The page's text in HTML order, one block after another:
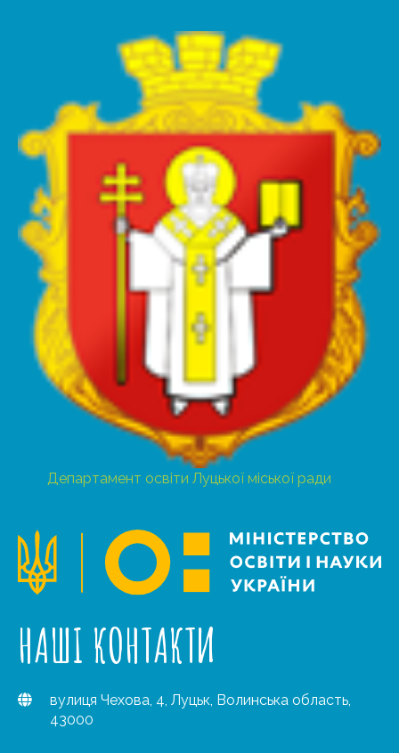
Департамент освіти Луцької міської ради
НАШІ КОНТАКТИ
вулиця Чехова, 4, Луцьк, Волинська область,
43000